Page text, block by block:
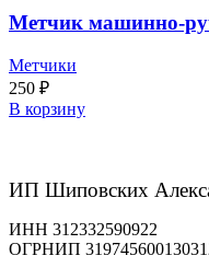
Метчик машинно-
Метчики
250 ₽
В корзину
ИП Шиповских
ИНН 312332590922
ОГРНИП